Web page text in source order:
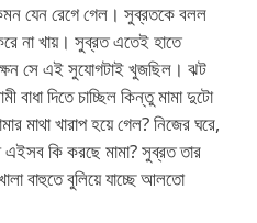
যেন রেগে গেল। সুব্রতকে বলল
না খায়। সুব্রত এতেই হাতে
সে এই সুযোগটাই খুজছিল। ঝট
বাধা দিতে চাচ্ছিল কিন্তু মামা দুটো
মাথা খারাপ হয়ে গেল? নিজের ঘরে,
এইসব কি করছে মামা? সুব্রত তার
বাহুতে বুলিয়ে যাচ্ছে আলতো